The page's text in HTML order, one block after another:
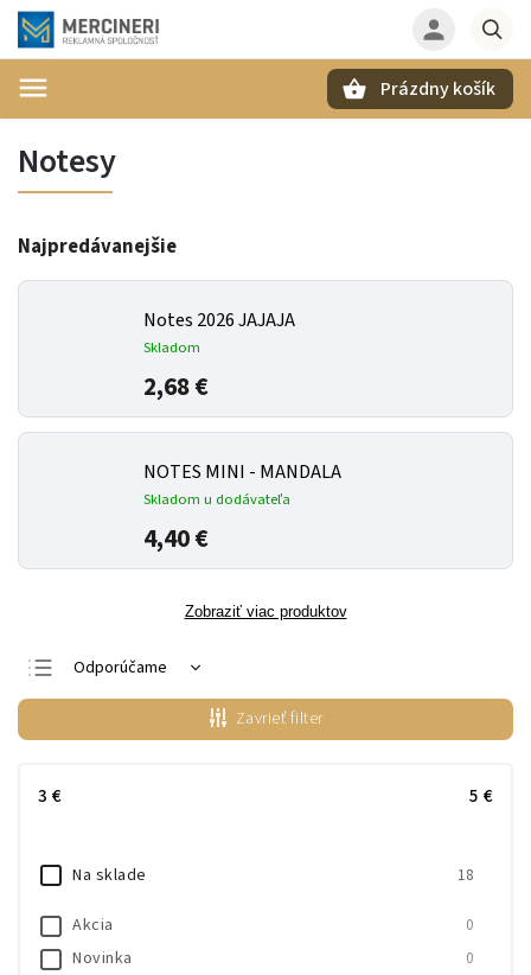
Prázdny košík
Notesy
Najpredávanejšie
Notes 2026 JAJAJA
Skladom
2,68 €
NOTES MINI - MANDALA
Skladom u dodávateľa
4,40 €
Zobraziť viac produktov
Odporúčame
Najlacnejšie
Najdrahšie
Zavrieť filter
3 € 5 €
Na sklade 18
Akcia 0
Novinka 0